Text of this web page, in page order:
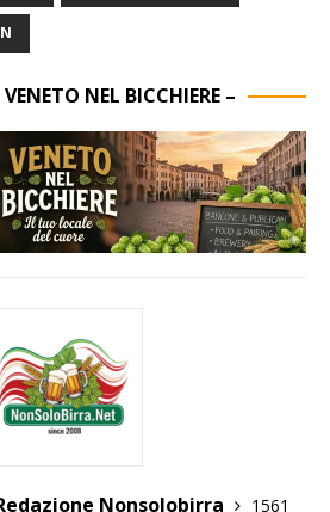
NEL BICCHIERE –
Nonsolobirra 1561